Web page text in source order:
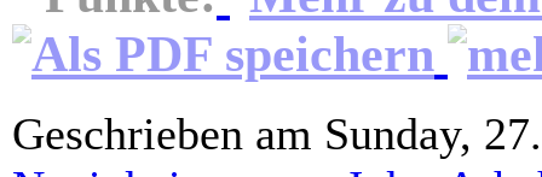
Geschrieben am Sunday,